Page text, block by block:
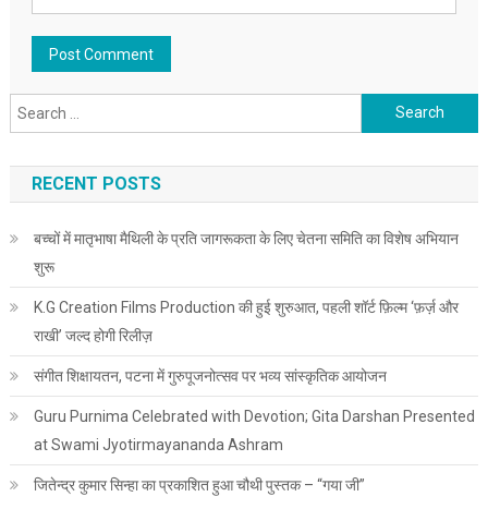
Search for:
RECENT POSTS
बच्चों में मातृभाषा मैथिली के प्रति जागरूकता के लिए चेतना समिति का विशेष अभियान
शुरू
K.G Creation Films Production की हुई शुरुआत, पहली शॉर्ट फ़िल्म ‘फ़र्ज़ और
राखी’ जल्द होगी रिलीज़
संगीत शिक्षायतन, पटना में गुरुपूजनोत्सव पर भव्य सांस्कृतिक आयोजन
Guru Purnima Celebrated with Devotion; Gita Darshan Presented
at Swami Jyotirmayananda Ashram
जितेन्द्र कुमार सिन्हा का प्रकाशित हुआ चौथी पुस्तक – “गया जी”